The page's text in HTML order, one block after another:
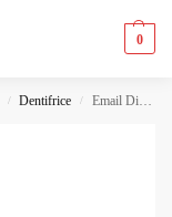
0
/ Dentifrice / Email Diamant Dentifrice Formule Rouge – Blancheur Iconique, Réflecteurs de Lumière & Protection de l’Émail